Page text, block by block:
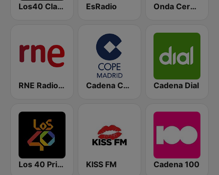
Los40 Classic EsRadio Onda Cero Madrid
RNE Radio Nacional Cadena COPE Madrid Cadena Dial
Los 40 Principales KISS FM Cadena 100